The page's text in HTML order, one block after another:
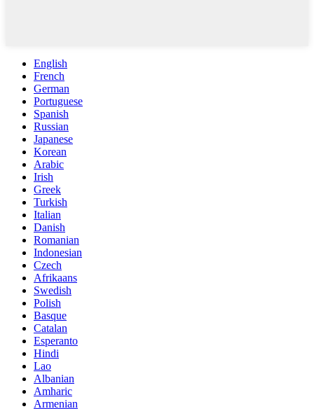
English
French
German
Portuguese
Spanish
Russian
Japanese
Korean
Arabic
Irish
Greek
Turkish
Italian
Danish
Romanian
Indonesian
Czech
Afrikaans
Swedish
Polish
Basque
Catalan
Esperanto
Hindi
Lao
Albanian
Amharic
Armenian